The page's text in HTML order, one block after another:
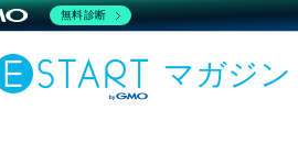
マガジン
無料診断